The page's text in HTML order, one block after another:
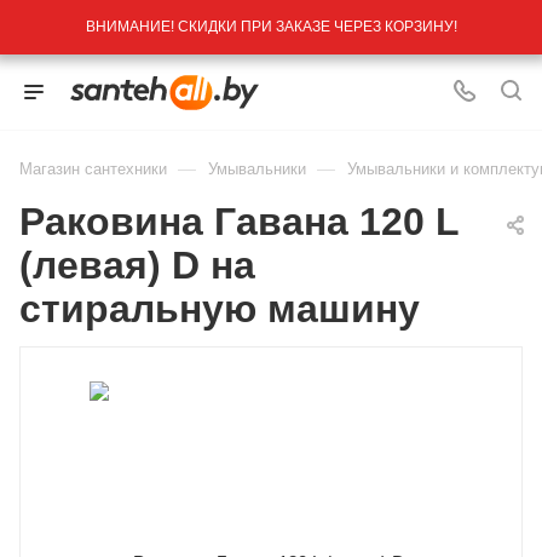
ВНИМАНИЕ! СКИДКИ ПРИ ЗАКАЗЕ ЧЕРЕЗ КОРЗИНУ!
Магазин сантехники — Умывальники — Умывальники и
Раковина Гавана 120 L
(левая) D на
стиральную машину